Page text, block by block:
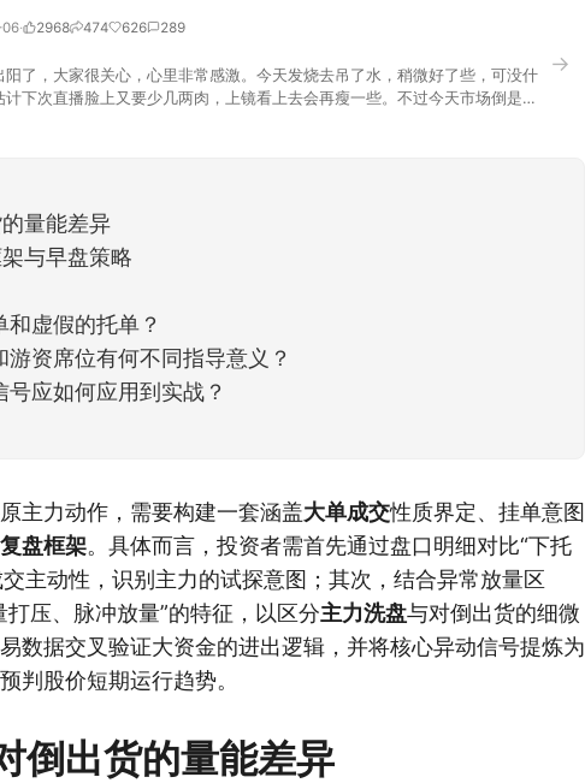
2968 474 626 289
了，大家很关心，心里非常感激。今天发烧去吊了水，稍微好了些，可没什
下次直播脸上又要少几两肉，上镜看上去会再瘦一些。不过今天市场倒是蛮
→
量能差异
与早盘策略
虚假的托单？
资席位有何不同指导意义？
应如何应用到实战？
主力动作，需要构建一套涵盖大单成交性质界定、挂单意图
复盘框架。具体而言，投资者需首先通过盘口明细对比“下托
主动性，识别主力的试探意图；其次，结合异常放量区
压、脉冲放量”的特征，以区分主力洗盘与对倒出货的细微
数据交叉验证大资金的进出逻辑，并将核心异动信号提炼为
判股价短期运行趋势。
倒出货的量能差异